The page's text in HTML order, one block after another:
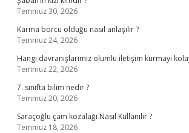
Temmuz 30, 2026
Karma borcu olduğu nasıl anlaşılır ?
Temmuz 24, 2026
Hangi davranışlarımız olumlu iletişim kurmayı
Temmuz 22, 2026
7. sınıfta bilim nedir ?
Temmuz 20, 2026
Saraçoğlu çam kozalağı Nasıl Kullanılır ?
Temmuz 18, 2026